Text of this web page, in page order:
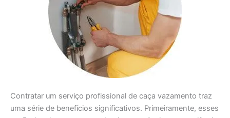
Contratar um serviço profissional de caça vazamento traz
uma série de benefícios significativos. Primeiramente, esses